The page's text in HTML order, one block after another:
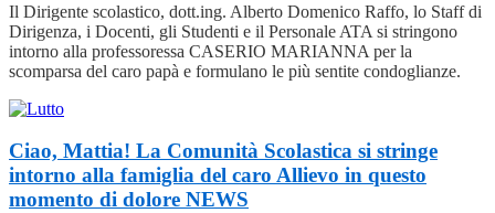
Il Dirigente scolastico, dott.ing. Alberto Domenico Raffo, lo Staff di
Dirigenza, i Docenti, gli Studenti e il Personale ATA si stringono
intorno alla professoressa CASERIO MARIANNA per la
scomparsa del caro papà e formulano le più sentite condoglianze.
Ciao, Mattia! La Comunità Scolastica si stringe
intorno alla famiglia del caro Allievo in questo
momento di dolore NEWS